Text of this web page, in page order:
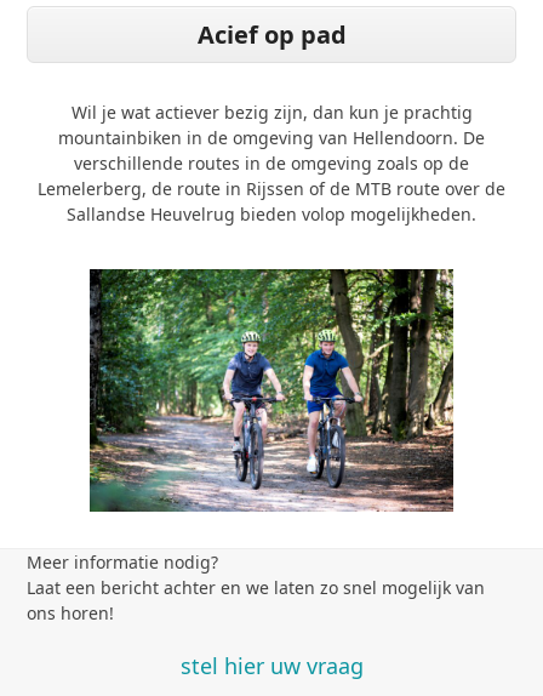
Acief op pad
Wil je wat actiever bezig zijn, dan kun je prachtig
mountainbiken in de omgeving van Hellendoorn. De
verschillende routes in de omgeving zoals op de
Lemelerberg, de route in Rijssen of de MTB route over de
Sallandse Heuvelrug bieden volop mogelijkheden.
Meer informatie nodig?
Laat een bericht achter en we laten zo snel mogelijk van
ons horen!
stel hier uw vraag